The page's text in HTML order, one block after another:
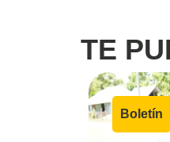
TE
Boletín